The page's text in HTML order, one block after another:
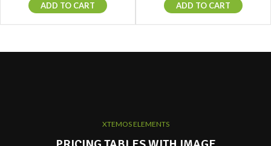
ADD TO CART
ADD TO CART
XTEMOS ELEMENTS